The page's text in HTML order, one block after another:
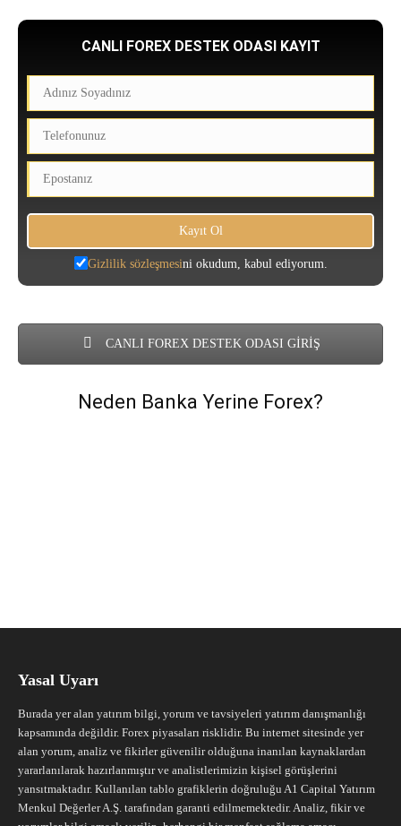
CANLI FOREX DESTEK ODASI KAYIT
Gizlilik sözleşmesini okudum, kabul ediyorum.
CANLI FOREX DESTEK ODASI GİRİŞ
Neden Banka Yerine Forex?
Yasal Uyarı
Burada yer alan yatırım bilgi, yorum ve tavsiyeleri yatırım danışmanlığı
kapsamında değildir. Forex piyasaları risklidir. Bu internet sitesinde yer
alan yorum, analiz ve fikirler güvenilir olduğuna inanılan kaynaklardan
yararlanılarak hazırlanmıştır ve analistlerimizin kişisel görüşlerini
yansıtmaktadır. Kullanılan tablo grafiklerin doğruluğu A1 Capital Yatırım
Menkul Değerler A.Ş. tarafından garanti edilmemektedir. Analiz, fikir ve